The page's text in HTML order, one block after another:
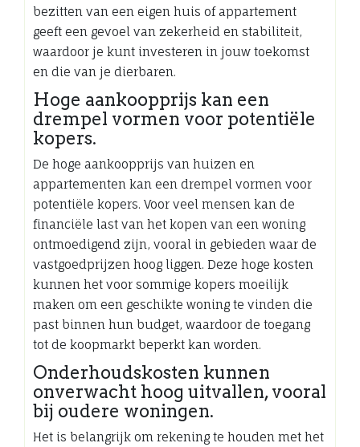
bezitten van een eigen huis of appartement
geeft een gevoel van zekerheid en stabiliteit,
waardoor je kunt investeren in jouw toekomst
en die van je dierbaren.
Hoge aankoopprijs kan een
drempel vormen voor potentiële
kopers.
De hoge aankoopprijs van huizen en
appartementen kan een drempel vormen voor
potentiële kopers. Voor veel mensen kan de
financiële last van het kopen van een woning
ontmoedigend zijn, vooral in gebieden waar de
vastgoedprijzen hoog liggen. Deze hoge kosten
kunnen het voor sommige kopers moeilijk
maken om een geschikte woning te vinden die
past binnen hun budget, waardoor de toegang
tot de koopmarkt beperkt kan worden.
Onderhoudskosten kunnen
onverwacht hoog uitvallen, vooral
bij oudere woningen.
Het is belangrijk om rekening te houden met het